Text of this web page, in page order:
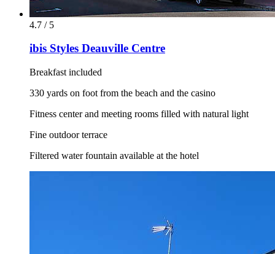
4.7 / 5
ibis Styles Deauville Centre
Breakfast included
330 yards on foot from the beach and the casino
Fitness center and meeting rooms filled with natural light
Fine outdoor terrace
Filtered water fountain available at the hotel